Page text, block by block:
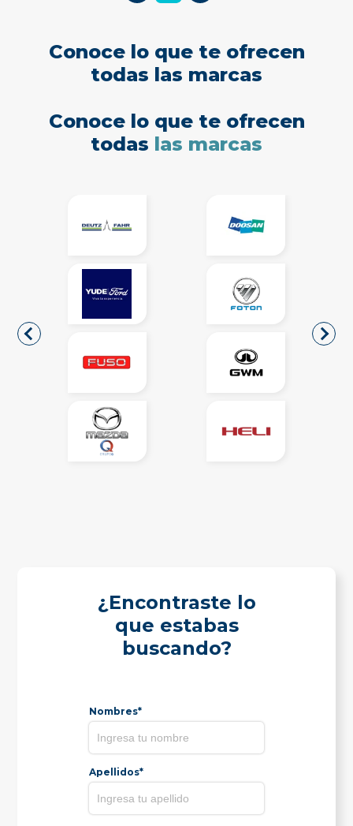
Conoce lo que te ofrecen
todas las marcas
Conoce lo que te ofrecen
todas las marcas
¿Encontraste lo
que estabas
buscando?
Nombres*
Apellidos*